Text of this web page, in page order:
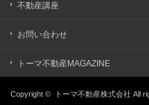
不動産講座
お問い合わせ
トーマ不動産MAGAZINE
Copyright © トーマ不動産株式会社 All